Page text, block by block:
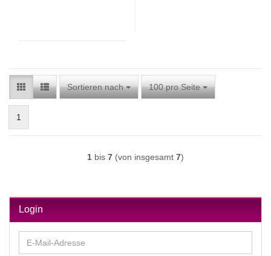
Sortieren nach
Sortieren nach 100 pro Seite
pro Seite
1
1 bis 7 (von insgesamt 7)
Login
E-